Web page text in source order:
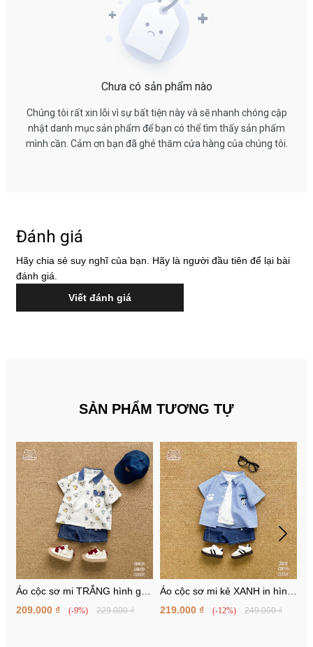
Chưa có sản phẩm nào
Chúng tôi rất xin lỗi vì sự bất tiện này và sẽ nhanh chóng cập
nhật danh mục sản phẩm để bạn có thể tìm thấy sản phẩm
mình cần. Cảm ơn bạn đã ghé thăm cửa hàng của chúng tôi.
Đánh giá
Hãy chia sẻ suy nghĩ của bạn. Hãy là người đầu tiên để lại bài
đánh giá.
Viết đánh giá
SẢN PHẨM TƯƠNG TỰ
Áo cộc sơ mi TRẮNG hình gấu
cổ denim
209.000 ₫ (-9%) 229.000 ₫
Áo cộc sơ mi kẻ XANH in hình
cún
219.000 ₫ (-12%) 249.000 ₫